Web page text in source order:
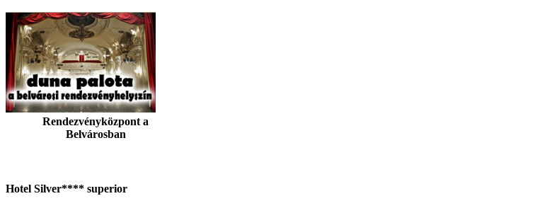
Rendezvényközpont a
Belvárosban
Hotel Silver**** superior